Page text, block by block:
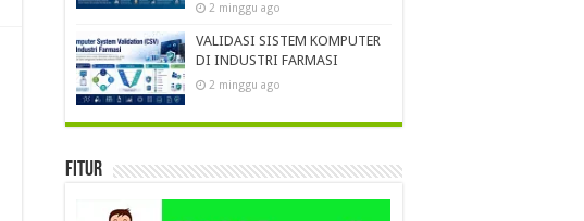
2 minggu ago
VALIDASI SISTEM KOMPUTER
DI INDUSTRI FARMASI
2 minggu ago
Fitur